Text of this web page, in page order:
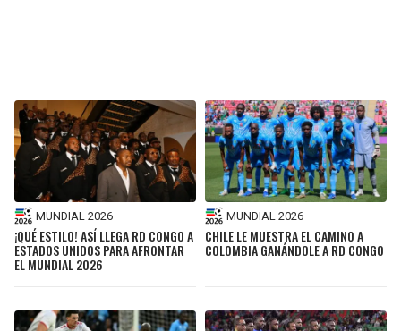
MUNDIAL 2026
¡QUÉ ESTILO! ASÍ LLEGA RD CONGO A
ESTADOS UNIDOS PARA AFRONTAR
EL MUNDIAL 2026
MUNDIAL 2026
CHILE LE MUESTRA EL CAMINO A
COLOMBIA GANÁNDOLE A RD CONGO